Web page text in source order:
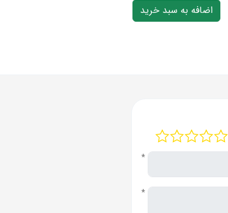
*
*